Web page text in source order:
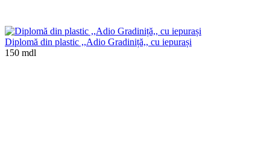
Diplomă din plastic ,,Adio Gradiniță,, cu iepurași
150 mdl